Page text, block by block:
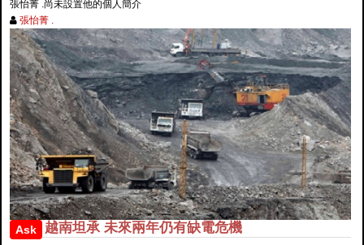
張怡菁 .尚未設置他的個人簡介
張怡菁 .
Ask 越南坦承 未來兩年仍有缺電危機